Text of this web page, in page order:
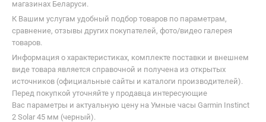
магазинах Беларуси.
К Вашим услугам удобный подбор товаров по параметрам,
сравнение, отзывы других покупателей, фото/видео галерея
товаров.
Информация о характеристиках, комплекте поставки и внешнем
виде товара является справочной и получена из открытых
источников (официальные сайты и каталоги производителей).
Перед покупкой уточняйте у продавца интересующие
Вас параметры и актуальную цену на Умные часы Garmin Instinct
2 Solar 45 мм (черный).